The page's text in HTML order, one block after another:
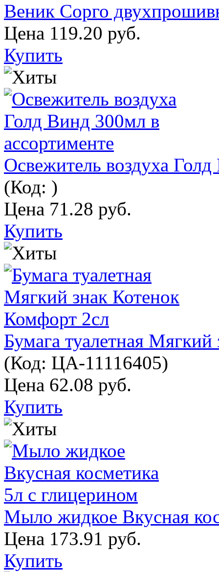
Веник Сорго
Цена 119.20 руб.
Купить
Освежитель воздуха
(Код: )
Цена 71.28 руб.
Купить
Бумага туалетная
(Код: ЦА-11116405)
Цена 62.08 руб.
Купить
Мыло жидкое Вкусная
Цена 173.91 руб.
Купить